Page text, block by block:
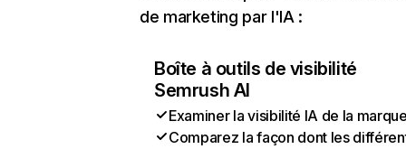
de marketing par l'IA :
Boîte à outils de visibilité
Semrush AI
Examiner la visibilité IA de la
Comparez la façon dont les